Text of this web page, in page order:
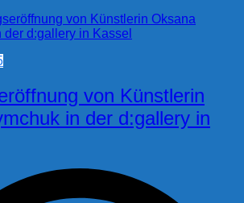
von Künstlerin
in der d:gallery in